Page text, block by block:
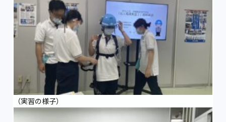
（実習の様子）